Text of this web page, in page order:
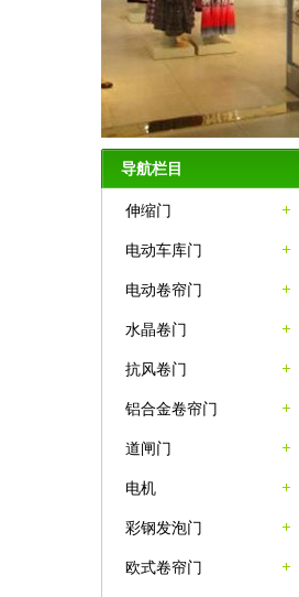
导航栏目
伸缩门
电动车库门
电动卷帘门
水晶卷门
抗风卷门
铝合金卷帘门
道闸门
电机
彩钢发泡门
欧式卷帘门